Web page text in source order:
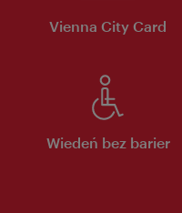
Vienna City Card
Wiedeń bez barier